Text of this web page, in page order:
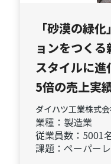
「砂漠の緑
ョンをつく
スタイルに
5倍の売上実
ダイハツ工業株式
業種： 製造業
従業員数： 5001
課題：ペーパー